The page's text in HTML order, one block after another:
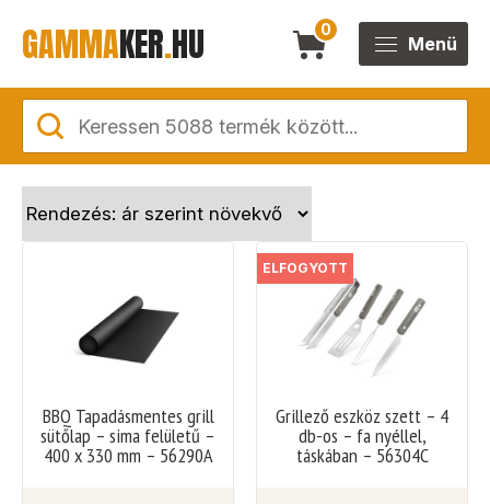
GAMMAKER.HU 0
Menü
BBQ Tapadásmentes grill
sütőlap – sima felületű –
400 x 330 mm – 56290A
ELFOGYOTT
Grillező eszköz szett – 4
db-os – fa nyéllel,
táskában – 56304C